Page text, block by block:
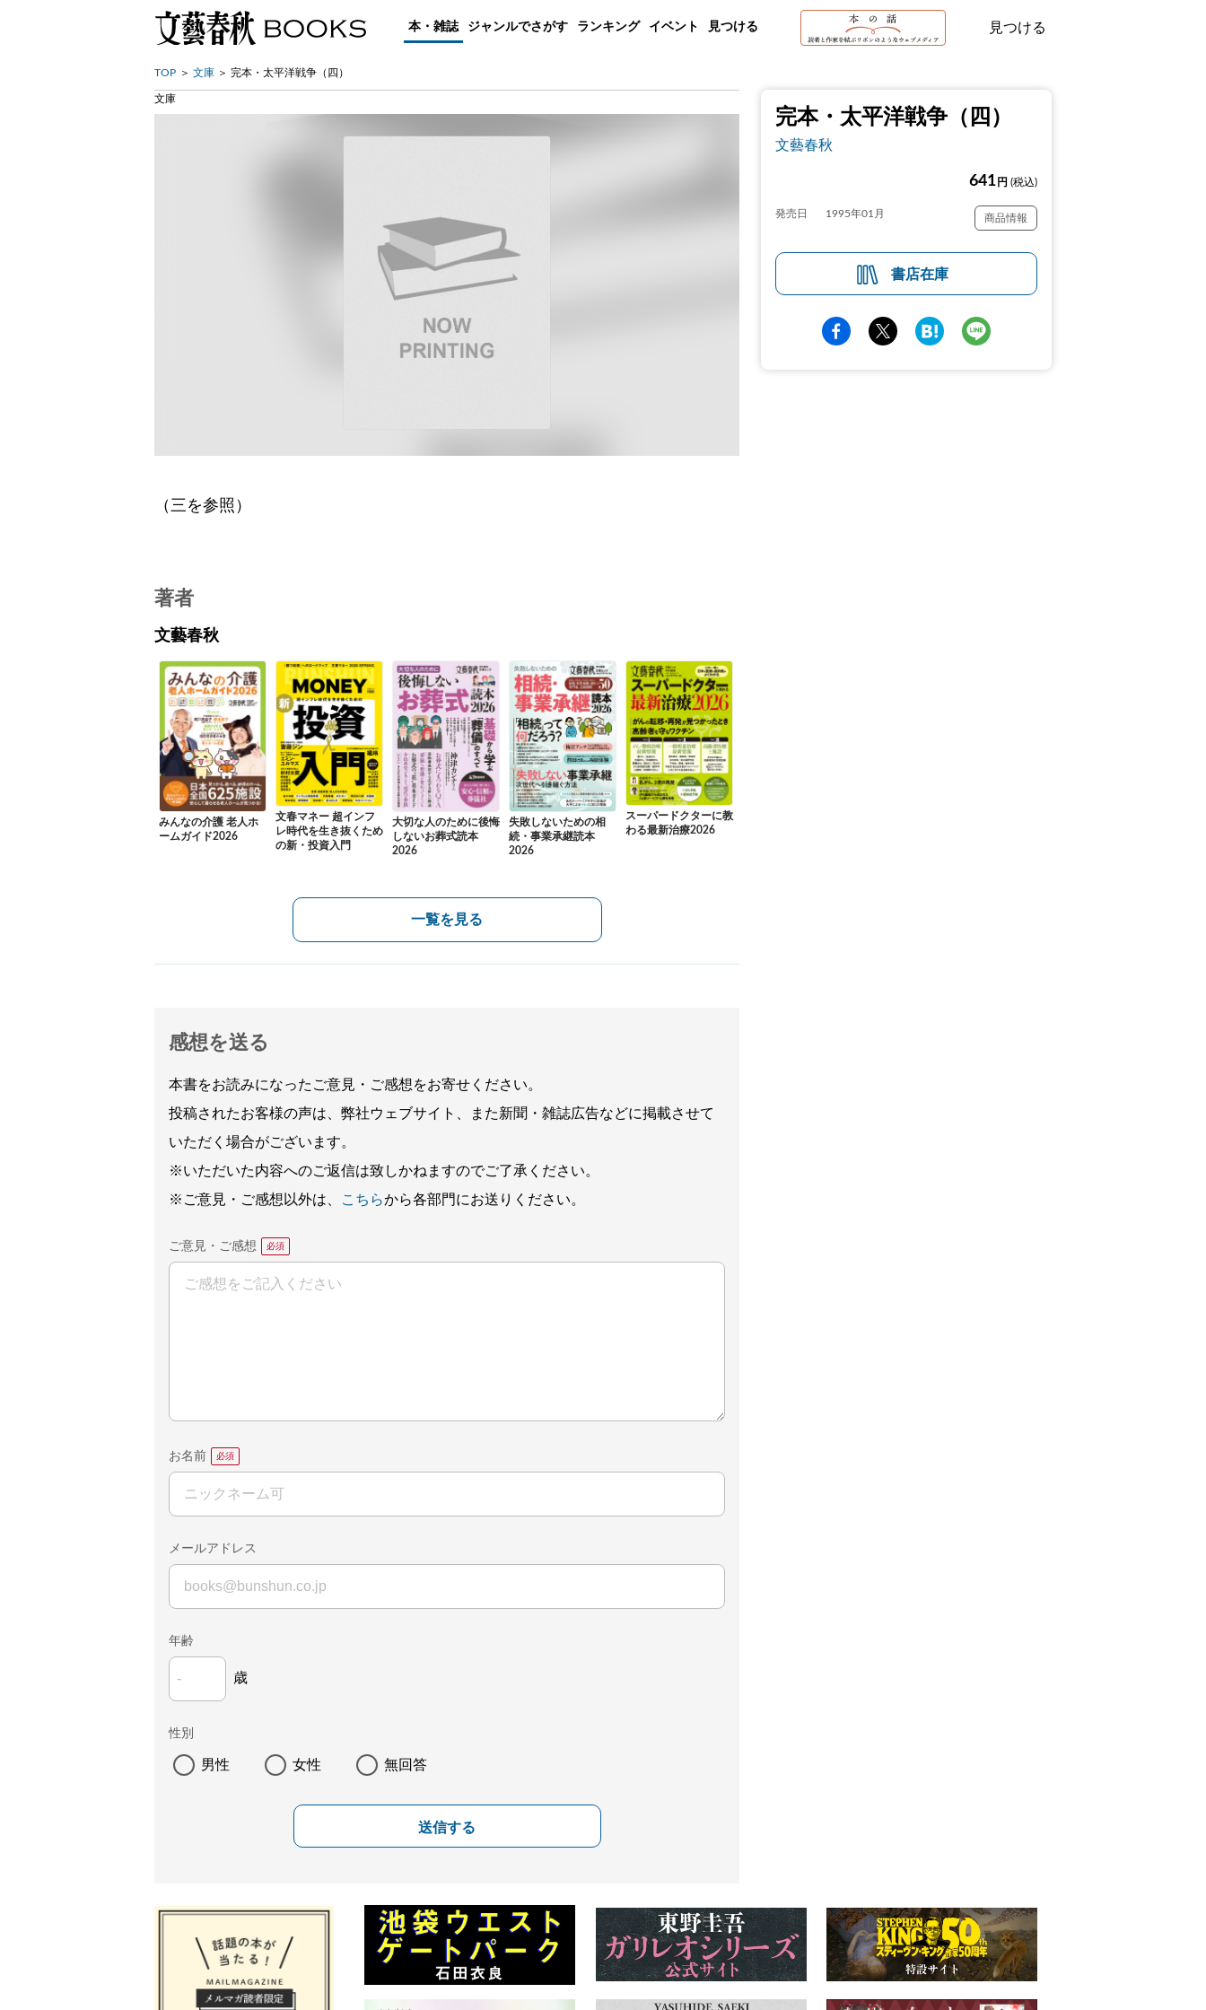
本・雑誌 ジャンルでさがす ランキング イベント 見つける 見つける
TOP 文庫 完本・太平洋戦争（四）
完本・太平洋戦争（四）
文藝春秋
641 円 (税込)
発売日 1995年01月 商品情報
書店在庫
文庫
（三を参照）
著者
文藝春秋
みんなの介護 老人ホ
ームガイド2026
文春マネー 超インフ
レ時代を生き抜くため
の新・投資入門
大切な人のために後悔
しないお葬式読本
2026
失敗しないための相
続・事業承継読本
2026
スーパードクターに教
わる最新治療2026
一覧を見る
感想を送る
本書をお読みになったご意見・ご感想をお寄せください。
投稿されたお客様の声は、弊社ウェブサイト、また新聞・雑誌広告などに掲載させて
いただく場合がございます。
※いただいた内容へのご返信は致しかねますのでご了承ください。
※ご意見・ご感想以外は、
こちらから各部門にお送りください。
ご意見・ご感想
お名前
メールアドレス
年齢
歳
性別
男性 女性 無回答
送信する